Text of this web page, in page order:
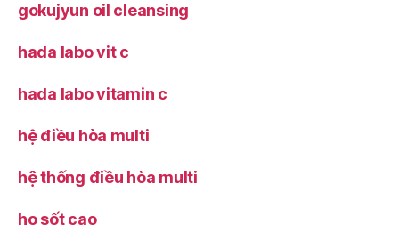
gokujyun oil cleansing
hada labo vit c
hada labo vitamin c
hệ điều hòa multi
hệ thống điều hòa multi
ho sốt cao